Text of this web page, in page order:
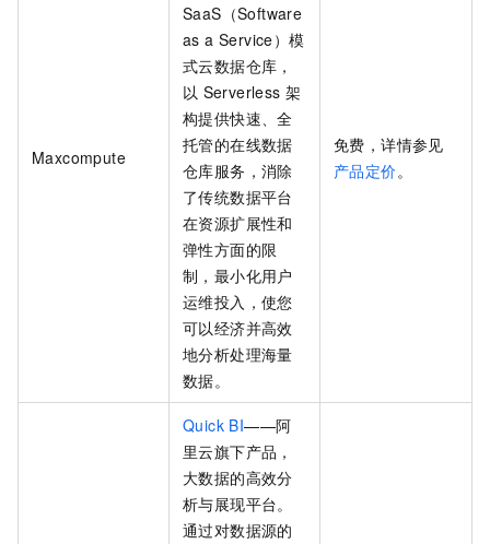
Maxcompute
SaaS（Software
as a Service）模
式云数据仓库，
以 Serverless 架
构提供快速、全
托管的在线数据
仓库服务，消除
了传统数据平台
在资源扩展性和
弹性方面的限
制，最小化用户
运维投入，使您
可以经济并高效
地分析处理海量
数据。
免费，详情参见
产品定价。
Quick BI——阿
里云旗下产品，
大数据的高效分
析与展现平台。
通过对数据源的